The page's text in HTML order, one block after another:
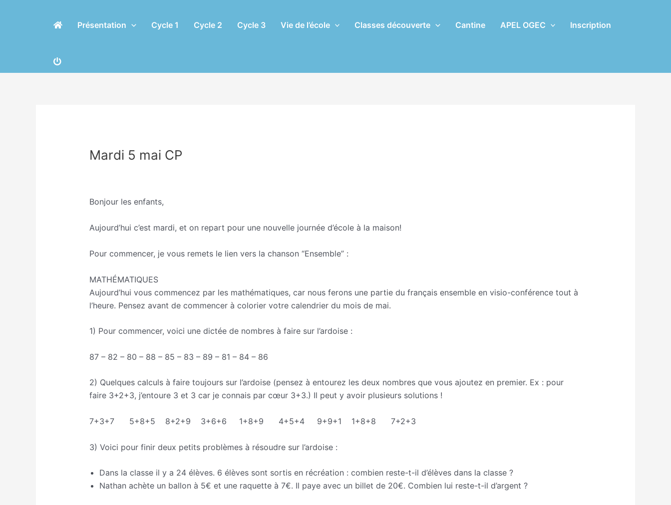
Présentation Cycle 1 Cycle 2 Cycle 3 Vie de l’école Classes découverte Cantine APEL OGEC Inscription
Mardi 5 mai CP
Bonjour les enfants,
Aujourd’hui c’est mardi, et on repart pour une nouvelle journée d’école à la maison!
Pour commencer, je vous remets le lien vers la chanson “Ensemble” :
MATHÉMATIQUES
Aujourd’hui vous commencez par les mathématiques, car nous ferons une partie du français ensemble en visio-conférence tout à
l’heure. Pensez avant de commencer à colorier votre calendrier du mois de mai.
1) Pour commencer, voici une dictée de nombres à faire sur l’ardoise :
87 – 82 – 80 – 88 – 85 – 83 – 89 – 81 – 84 – 86
2) Quelques calculs à faire toujours sur l’ardoise (pensez à entourez les deux nombres que vous ajoutez en premier. Ex : pour
faire 3+2+3, j’entoure 3 et 3 car je connais par cœur 3+3.) Il peut y avoir plusieurs solutions !
7+3+7 5+8+5 8+2+9 3+6+6 1+8+9 4+5+4 9+9+1 1+8+8 7+2+3
3) Voici pour finir deux petits problèmes à résoudre sur l’ardoise :
Dans la classe il y a 24 élèves. 6 élèves sont sortis en récréation : combien reste-t-il d’élèves dans la classe ?
Nathan achète un ballon à 5€ et une raquette à 7€. Il paye avec un billet de 20€. Combien lui reste-t-il d’argent ?